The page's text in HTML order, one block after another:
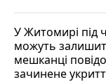
У Житомирі під
можуть
мешканці
зачинене